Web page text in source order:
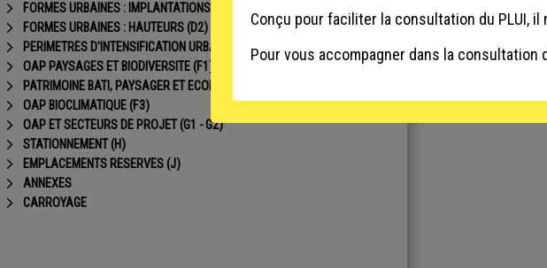
FORMES URBAINES : IMPLANTATIONS ET EMPRISES (D1)
FORMES URBAINES : HAUTEURS (D2)
PERIMETRES D'INTENSIFICATION URBAINE (E)
OAP PAYSAGES ET BIODIVERSITE (F1)
PATRIMOINE BATI, PAYSAGER ET ECOLOGIQUE (F2)
OAP BIOCLIMATIQUE (F3)
OAP ET SECTEURS DE PROJET (G1 - G2)
STATIONNEMENT (H)
EMPLACEMENTS RESERVES (J)
ANNEXES
CARROYAGE
Conçu pour faciliter la consultation du PLUI,
Pour vous accompagner dans la consultation